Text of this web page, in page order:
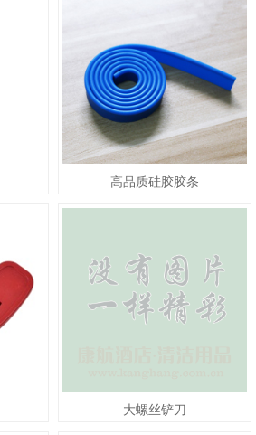
高品质硅胶胶条
大螺丝铲刀